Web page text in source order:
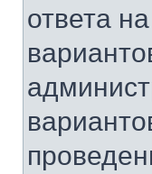
ответа